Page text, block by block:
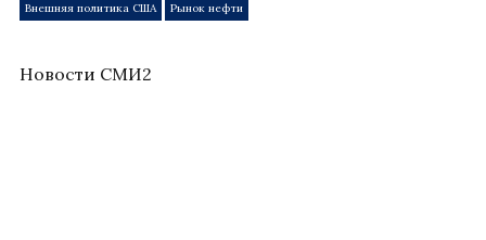
Внешняя политика США Рынок нефти
Новости СМИ2